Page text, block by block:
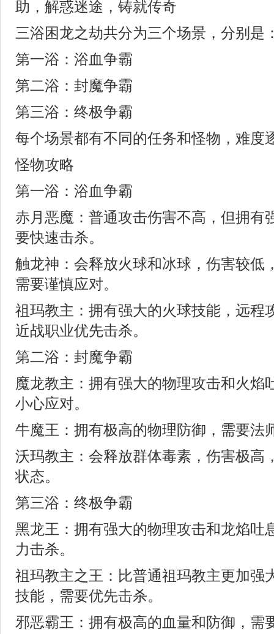
三浴困龙之劫共分为三个场景，分别是
第一浴：浴血争霸
第二浴：封魔争霸
第三浴：终极争霸
每个场景都有不同的任务和怪物，难度
怪物攻略
第一浴：浴血争霸
赤月恶魔：普通攻击伤害不高，但拥有
要快速击杀。
触龙神：会释放火球和冰球，伤害较低
需要谨慎应对。
祖玛教主：拥有强大的火球技能，远程
近战职业优先击杀。
第二浴：封魔争霸
魔龙教主：拥有强大的物理攻击和火焰
小心应对。
牛魔王：拥有极高的物理防御，需要法
沃玛教主：会释放群体毒素，伤害极高
状态。
第三浴：终极争霸
黑龙王：拥有强大的物理攻击和龙焰吐
力击杀。
祖玛教主之王：比普通祖玛教主更加强
技能，需要优先击杀。
邪恶霸王：拥有极高的血量和防御，需